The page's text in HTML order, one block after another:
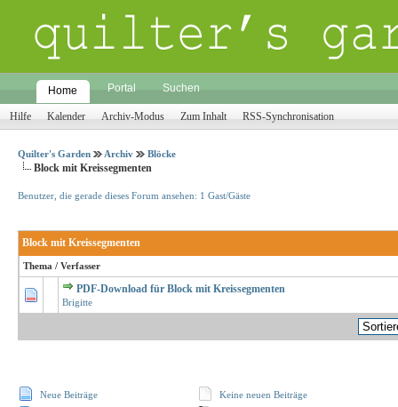
Home Portal Suchen
Hilfe Kalender Archiv-Modus Zum Inhalt RSS-Synchronisation
Quilter's Garden Archiv Blöcke
Block mit Kreissegmenten
Benutzer, die gerade dieses Forum ansehen: 1 Gast/Gäste
Block mit Kreissegmenten
Thema / Verfasser
PDF-Download für Block mit Kreissegmenten
Brigitte
0 Bewertungen - 0 von 5 durchschnittlich
12 34 5
Neue Beiträge
Keine neuen Beiträge